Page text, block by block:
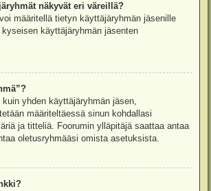
näkyvät eri väreillä?
määritellä tietyn käyttäjäryhmän jäsenille
käyttäjäryhmän jäsenten
yhden käyttäjäryhmän jäsen,
määriteltäessä sinun kohdallasi
ja titteliä. Foorumin ylläpitäjä saattaa antaa
oletusryhmääsi omista asetuksista.